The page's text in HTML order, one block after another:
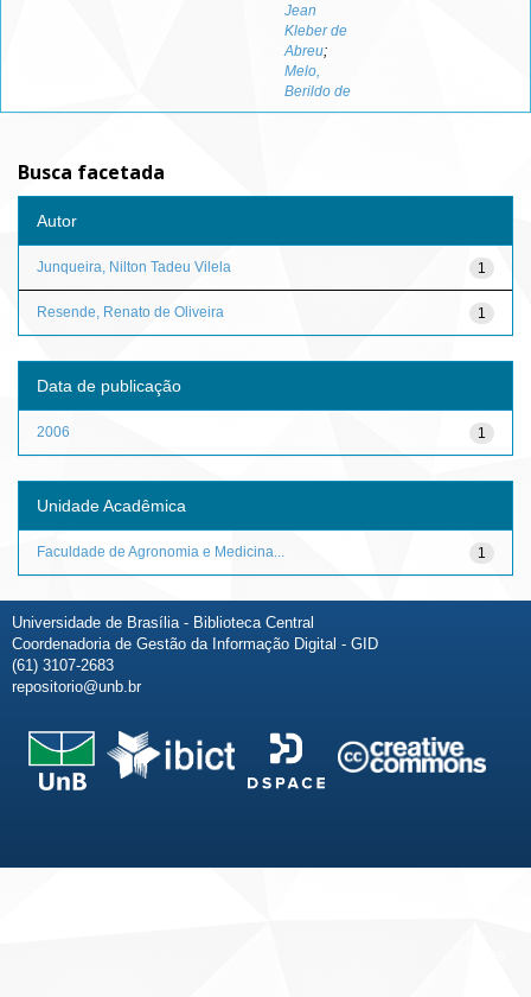
Jean
Kleber de
Abreu;
Melo,
Berildo de
Busca facetada
Autor
1
Junqueira, Nilton Tadeu Vilela
1
Resende, Renato de Oliveira
Data de publicação
1
2006
Unidade Acadêmica
1
Faculdade de Agronomia e Medicina...
Universidade de Brasília - Biblioteca Central
Coordenadoria de Gestão da Informação Digital - GID
(61) 3107-2683
repositorio@unb.br